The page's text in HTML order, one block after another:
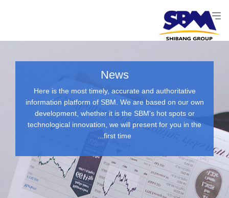
News
Here is the most timely, accurate and authoritative
information platform of SBM. We are based on our own
development, whether it is the SBM's hot spots or
technological innovation, we will present for you in the
first time...